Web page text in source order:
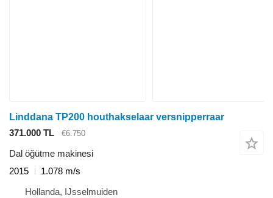
Linddana TP200 houthakselaar versnipperraar
371.000 TL
€6.750
Dal öğütme makinesi
2015
1.078 m/s
Hollanda, IJsselmuiden